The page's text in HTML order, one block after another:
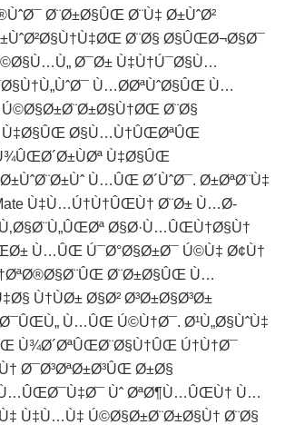
Ø¨Ø±Ø§ÛŒ Ø¨Ù‡ Ø±ÙˆØ²
Ø¨Ø§ Ø§ÛŒØ¬Ø§Ø¯
Ø¯Ø± Ù‡Ù†Ú¯Ø§Ù…
Ù…Ø­ØªÙˆØ§ÛŒ Ù…
Ú©Ø§Ø±Ø¨Ø±Ø§Ù†ØŒ Ø¨Ø§
Ù‡Ø§ÛŒ Ø§Ù…Ù†ÛŒØªÛŒ
Ù‡Ø§ÛŒ
Ù…ÛŒ Ø´ÙˆØ¯. Ø±ØªØ¨Ù‡
Ù‡Ù…Ú†Ù†ÛŒÙ† Ø¨Ø± Ù…Ø­
Ù‚Ø§Ø¨Ù„ÛŒØª Ø§Ø·Ù…ÛŒÙ†Ø§Ù†
Ù…ÛŒ Ú¯Ø°Ø§Ø±Ø¯ Ú©Ù‡ Ø¢Ù†
Ø¨Ø±Ø§ÛŒ Ù…
Ù†ÙØ± Ø§Ø² Ø³Ø±Ø§Ø³Ø±
Ù…ÛŒ Ú©Ù†Ø¯. Ø¹Ù„Ø§ÙˆÙ‡
Ù¾Ø´ØªÛŒØ¨Ø§Ù†ÛŒ Ú†Ù†Ø¯
Ø¯Ø³ØªØ±Ø³ÛŒ Ø±Ø§
Ù…ÛŒ‌Ø¯Ù‡Ø¯ Ùˆ ØªØ¶Ù…ÛŒÙ† Ù…
Ù‡Ù…Ù‡ Ú©Ø§Ø±Ø¨Ø±Ø§Ù† Ø¨Ø§